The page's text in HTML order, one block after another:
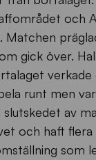
och
Matchen
gick över.
verkade
runt men
av
och haft
som